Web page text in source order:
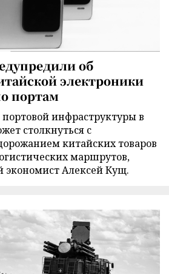
об
электроники
портам
инфраструктуры в
столкнуться с
китайских товаров
маршрутов,
экономист Алексей Кущ.